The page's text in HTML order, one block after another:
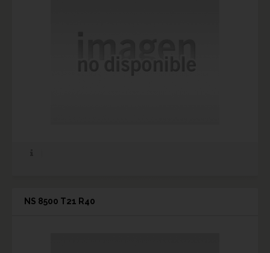
NS 8500 T21 R40